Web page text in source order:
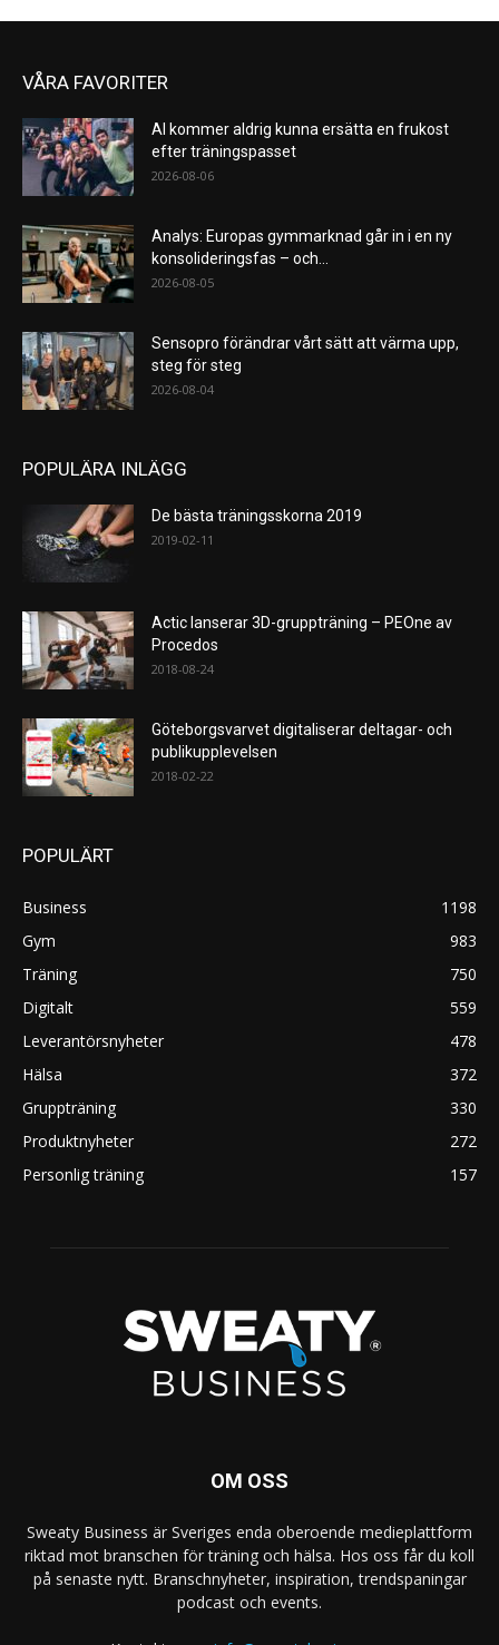
VÅRA FAVORITER
AI kommer aldrig kunna ersätta en frukost
efter träningspasset
2026-08-06
Analys: Europas gymmarknad går in i en ny
konsolideringsfas – och...
2026-08-05
Sensopro förändrar vårt sätt att värma upp,
steg för steg
2026-08-04
POPULÄRA INLÄGG
De bästa träningsskorna 2019
2019-02-11
Actic lanserar 3D-gruppträning – PEOne av
Procedos
2018-08-24
Göteborgsvarvet digitaliserar deltagar- och
publikupplevelsen
2018-02-22
POPULÄRT
Business
1198
Gym
983
Träning
750
Digitalt
559
Leverantörsnyheter
478
Hälsa
372
Gruppträning
330
Produktnyheter
272
Personlig träning
157
OM OSS
Sweaty Business är Sveriges enda oberoende medieplattform
riktad mot branschen för träning och hälsa. Hos oss får du koll
på senaste nytt. Branschnyheter, inspiration, trendspaningar
podcast och events.